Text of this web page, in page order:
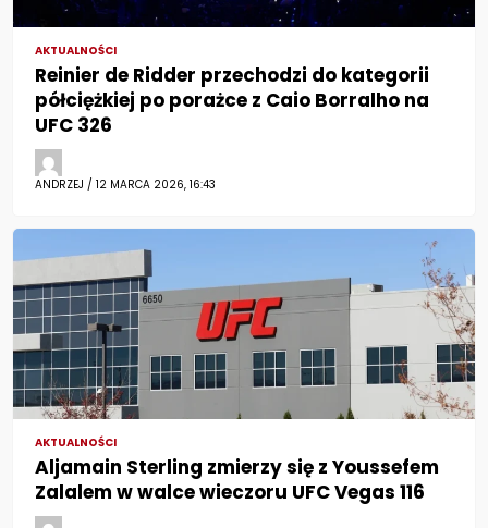
AKTUALNOŚCI
Reinier de Ridder przechodzi do kategorii
półciężkiej po porażce z Caio Borralho na
UFC 326
ANDRZEJ / 12 MARCA 2026, 16:43
AKTUALNOŚCI
Aljamain Sterling zmierzy się z Youssefem
Zalalem w walce wieczoru UFC Vegas 116